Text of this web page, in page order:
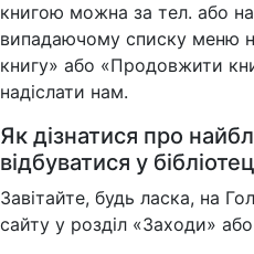
книгою можна за тел. або на
випадаючому списку меню
книгу» або «Продовжити
надіслати нам.
Як дізнатися про
відбуватися у
Завітайте, будь ласка, на
сайту у розділ «Заходи»